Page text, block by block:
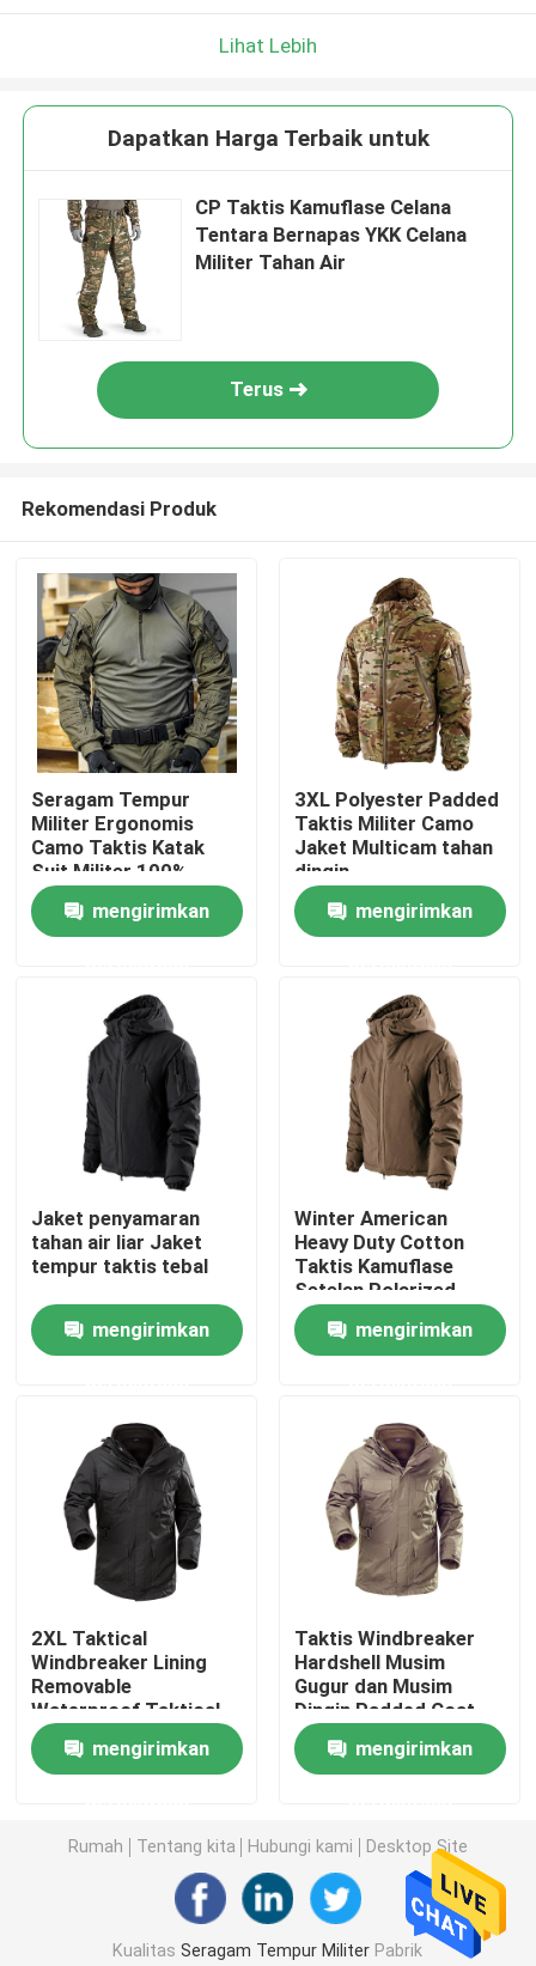
Rumah
Tentang kita
Kontak
Seragam Tempur Militer
Seragam Kamuflase Militer
Armor Balistik Militer
Kemeja Taktis Militer
Mantel Musim Dingin Militer
Ransel Taktis Militer
Rompi Taktis Militer
Sepatu Bot Kulit Militer
Sepatu Gaun Militer
Perlengkapan Berkemah Militer
Perlengkapan Memancing Luar Ruangan
Sarung Tangan Berkuda Tahan Air
Lihat Lebih
Dapatkan Harga Terbaik untuk
CP Taktis Kamuflase Celana
Tentara Bernapas YKK Celana
Militer Tahan Air
Terus
Rekomendasi Produk
Seragam Tempur
Militer Ergonomis
Camo Taktis Katak
Suit Militer 100%
Polyester Tubuh
mengirimkan
3XL Polyester Padded
Taktis Militer Camo
Jaket Multicam tahan
dingin
mengirimkan
Jaket penyamaran
tahan air liar Jaket
tempur taktis tebal
mengirimkan
Winter American
Heavy Duty Cotton
Taktis Kamuflase
Setelan Polarized
Cuaca Dingin Jaket
mengirimkan
2XL Taktical
Windbreaker Lining
Removable
Waterproof Taktical
Fleece Jacket
mengirimkan
Taktis Windbreaker
Hardshell Musim
Gugur dan Musim
Dingin Padded Coat
Waterproof
Detachablemengirimkan
Rumah Tentang kita Hubungi kami Desktop Site
KualitasSeragam Tempur Militer Pabrik